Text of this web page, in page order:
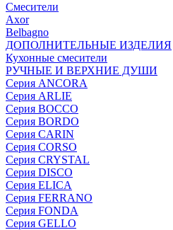
Смесители
Axor
Belbagno
ДОПОЛНИТЕЛЬНЫЕ ИЗДЕЛИЯ
Кухонные смесители
РУЧНЫЕ И ВЕРХНИЕ ДУШИ
Серия ANCORA
Серия ARLIE
Серия BOCCO
Серия BORDO
Серия CARIN
Серия CORSO
Серия CRYSTAL
Серия DISCO
Серия ELICA
Серия FERRANO
Серия FONDA
Серия GELLO